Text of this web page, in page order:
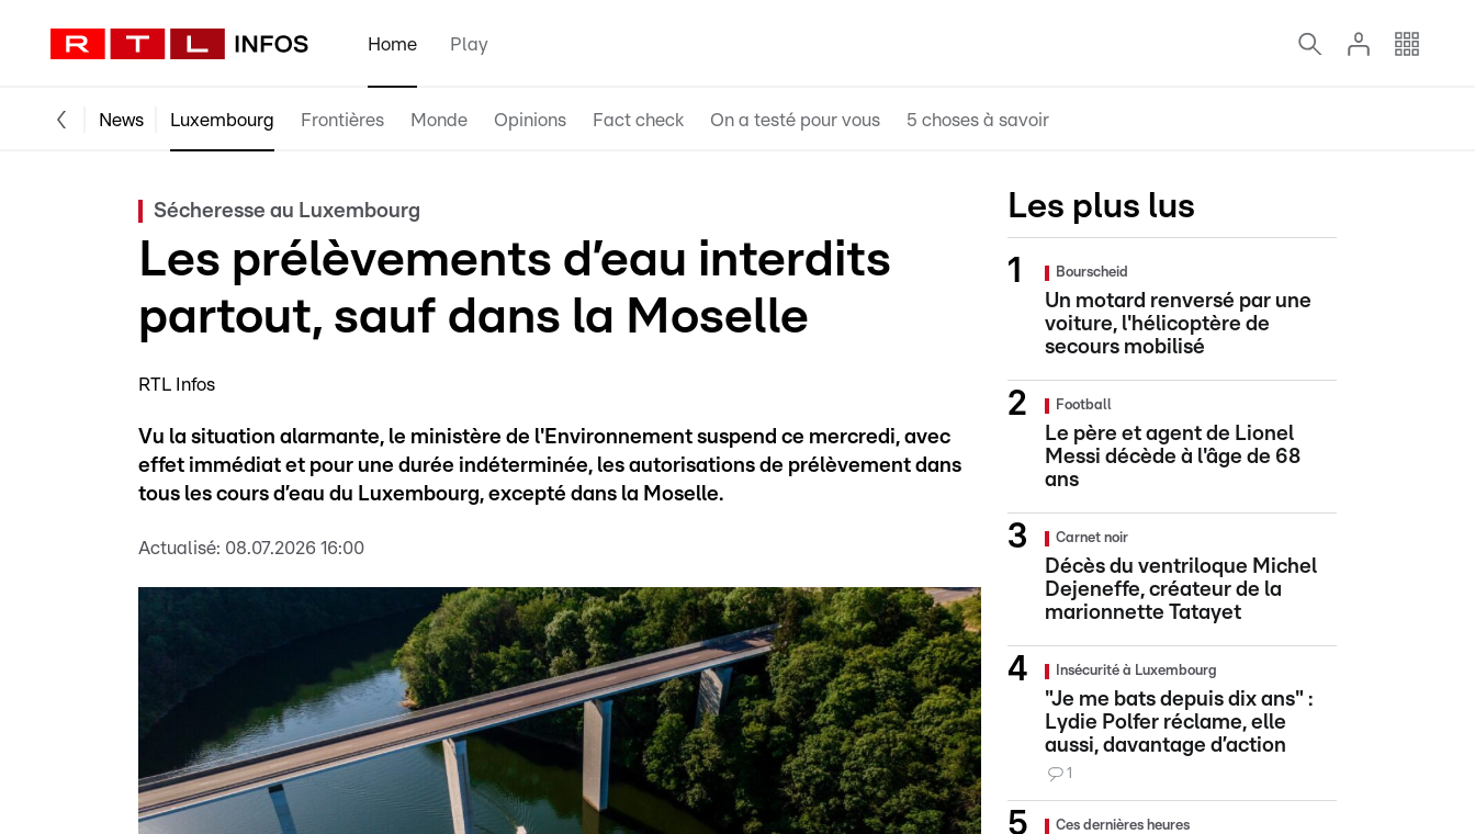
Home Play
News Luxembourg Frontières Monde Opinions Fact check On a testé pour vous 5 choses à savoir
Sécheresse au Luxembourg
Les prélèvements d’eau interdits
partout, sauf dans la Moselle
RTL Infos
Vu la situation alarmante, le ministère de l'Environnement suspend ce mercredi, avec
effet immédiat et pour une durée indéterminée, les autorisations de prélèvement dans
tous les cours d’eau du Luxembourg, excepté dans la Moselle.
Actualisé: 08.07.2026 16:00
Les plus lus
Bourscheid
Un motard renversé par une
voiture, l'hélicoptère de
secours mobilisé
Football
Le père et agent de Lionel
Messi décède à l'âge de 68
ans
Carnet noir
Décès du ventriloque Michel
Dejeneffe, créateur de la
marionnette Tatayet
Insécurité à Luxembourg
"Je me bats depuis dix ans" :
Lydie Polfer réclame, elle
aussi, davantage d’action
1
Ces dernières heures